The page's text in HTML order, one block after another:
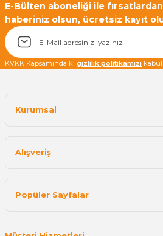
Yetkiliye
E-Bülten aboneliği ile fırsatlardan
haberiniz olsun, ücretsiz kayıt
KVKK Kapsamında ki gizlilik politikamızı
Kurumsal
Alışveriş
Popüler Sayfalar